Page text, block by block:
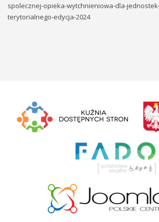
spolecznej-opieka-wytchnieniowa-dla-
terytorialnego-edycja-2024